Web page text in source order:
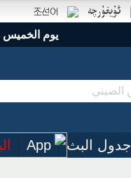
يوم الخميس 06 أغسطس 2026
جدول البث App